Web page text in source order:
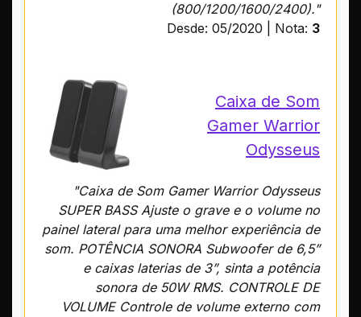
(800/1200/1600/2400)."
Desde: 05/2020 | Nota: 3
Caixa de Som
Gamer Warrior
Odysseus
"Caixa de Som Gamer Warrior Odysseus
SUPER BASS Ajuste o grave e o volume no
painel lateral para uma melhor experiência de
som. POTÊNCIA SONORA Subwoofer de 6,5”
e caixas laterias de 3”, sinta a potência
sonora de 50W RMS. CONTROLE DE
VOLUME Controle de volume externo com